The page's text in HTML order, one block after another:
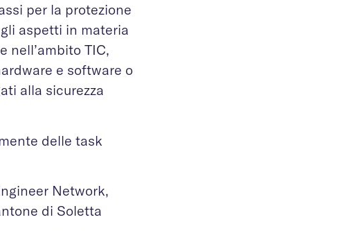
per la protezione
aspetti in materia
nell’ambito TIC,
e software o
alla sicurezza
delle task
Network,
di Soletta